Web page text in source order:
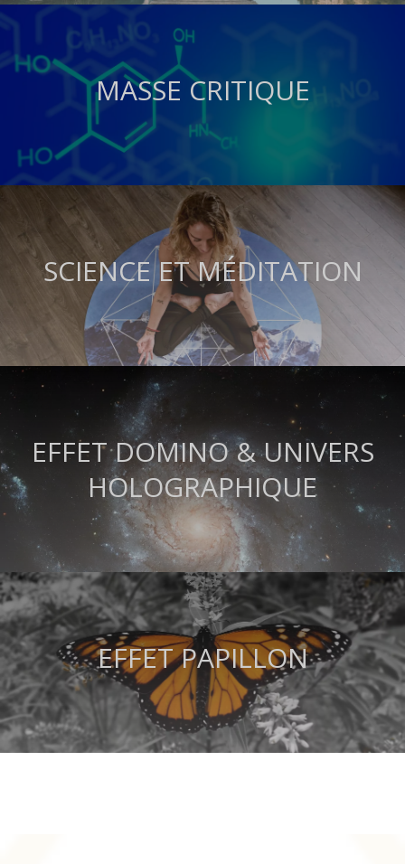
MASSE CRITIQUE
SCIENCE ET MÉDITATION
EFFET DOMINO & UNIVERS
HOLOGRAPHIQUE
EFFET PAPILLON